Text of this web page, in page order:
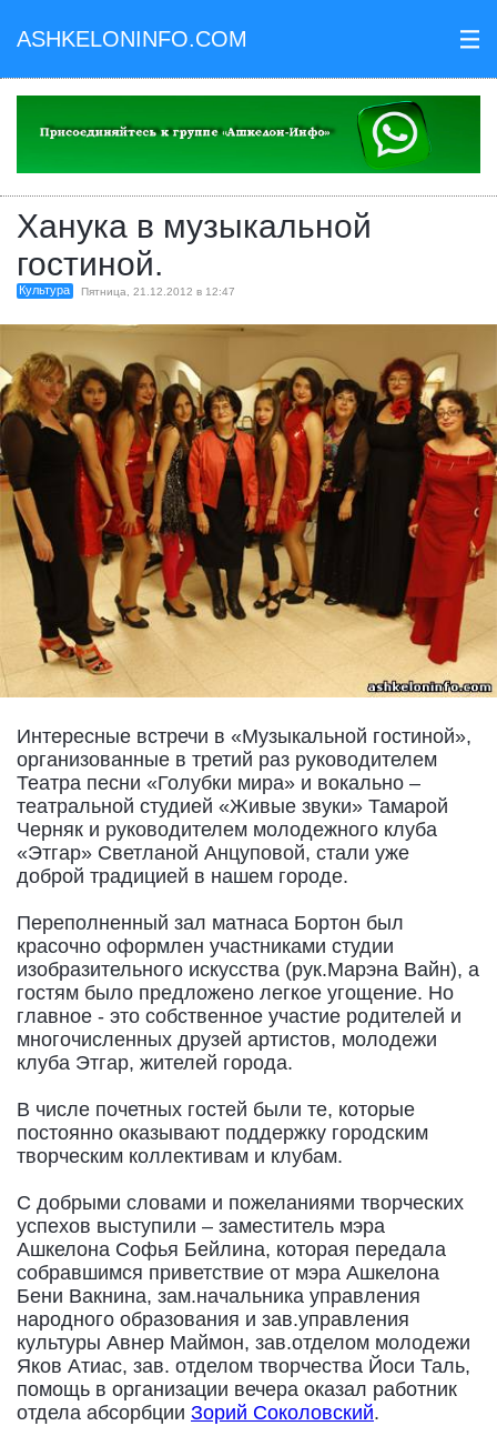
ASHKELONINFO.COM III
Ханука в музыкальной
гостиной.
Культура Пятница, 21.12.2012 в 12:47
Интересные встречи в «Музыкальной гостиной»,
организованные в третий раз руководителем
Театра песни «Голубки мира» и вокально –
театральной студией «Живые звуки» Тамарой
Черняк и руководителем молодежного клуба
«Этгар» Светланой Анцуповой, стали уже
доброй традицией в нашем городе.
Переполненный зал матнаса Бортон был
красочно оформлен участниками студии
изобразительного искусства (рук.Марэна Вайн), а
гостям было предложено легкое угощение. Но
главное - это собственное участие родителей и
многочисленных друзей артистов, молодежи
клуба Этгар, жителей города.
В числе почетных гостей были те, которые
постоянно оказывают поддержку городским
творческим коллективам и клубам.
С добрыми словами и пожеланиями творческих
успехов выступили – заместитель мэра
Ашкелона Софья Бейлина, которая передала
собравшимся приветствие от мэра Ашкелона
Бени Вакнина, зам.начальника управления
народного образования и зав.управления
культуры Авнер Маймон, зав.отделом молодежи
Яков Атиас, зав. отделом творчества Йоси Таль,
помощь в организации вечера оказал работник
отдела абсорбции Зорий Соколовский.